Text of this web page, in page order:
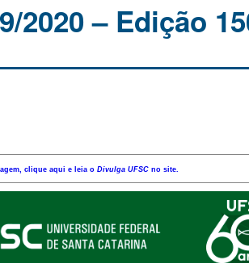
2020 – Edição
clique aqui e leia o Divulga UFSC no site.